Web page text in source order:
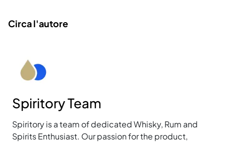
Circa l'autore
Spiritory Team
Spiritory is a team of dedicated Whisky, Rum and
Spirits Enthusiast. Our passion for the product,